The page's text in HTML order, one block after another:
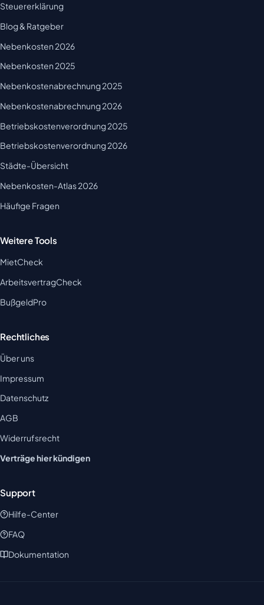
Steuererklärung
Blog & Ratgeber
Nebenkosten 2026
Nebenkosten 2025
Nebenkostenabrechnung 2025
Nebenkostenabrechnung 2026
Betriebskostenverordnung 2025
Betriebskostenverordnung 2026
Städte-Übersicht
Nebenkosten-Atlas 2026
Häufige Fragen
Weitere Tools
MietCheck
ArbeitsvertragCheck
BußgeldPro
Rechtliches
Über uns
Impressum
Datenschutz
AGB
Widerrufsrecht
Verträge hier kündigen
Support
Hilfe-Center
FAQ
Dokumentation